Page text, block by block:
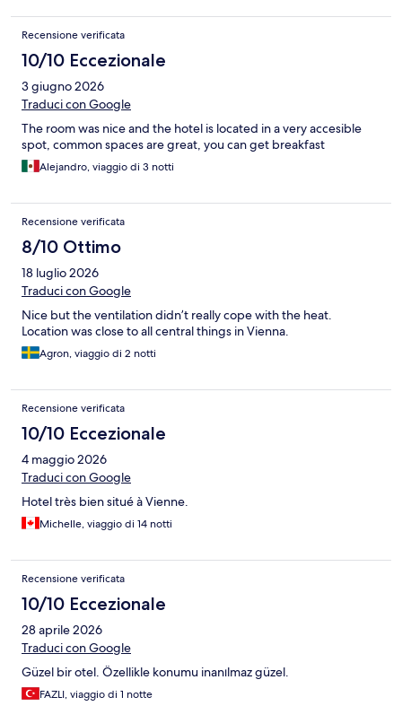
avremmo potuto optare per un upgrade (ovviamente
pagandolo). Ho immediatamente risposto alla struttura
chiedendo se tale messaggio fosse stato un semplice (e
alquanto improbabile) caso o se avevano qualche sistema di
ascolto per il quale non avevo autorizzato l’utilizzo. Non ho
ricevuto alcuna risposta e la cosa mi è risultata molto inquietante
tipo, ciò insospettisce ancor maggiormente.
Recensione verificata
10/10 Eccezionale
3 giugno 2026
Traduci con Google
The room was nice and the hotel is located in a very accesible
spot, common spaces are great, you can get breakfast
Alejandro, viaggio di 3 notti
Recensione verificata
8/10 Ottimo
18 luglio 2026
Traduci con Google
Nice but the ventilation didn’t really cope with the heat.
Location was close to all central things in Vienna.
Agron, viaggio di 2 notti
Recensione verificata
10/10 Eccezionale
4 maggio 2026
Traduci con Google
Hotel très bien situé à Vienne.
Michelle, viaggio di 14 notti
Recensione verificata
10/10 Eccezionale
28 aprile 2026
Traduci con Google
Güzel bir otel. Özellikle konumu inanılmaz güzel.
FAZLI, viaggio di 1 notte